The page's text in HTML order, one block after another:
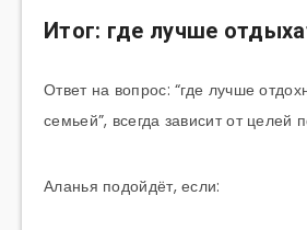
Итог: где лучше
Ответ на вопрос: “где лучше
семьей”, всегда зависит от целей
Аланья подойдёт, если: